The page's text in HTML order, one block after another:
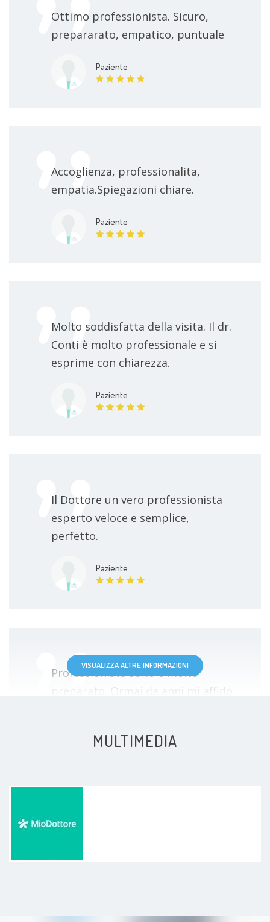
Ottimo professionista. Sicuro,
prepararato, empatico, puntuale
Paziente
Accoglienza, professionalita,
empatia.Spiegazioni chiare.
Paziente
Molto soddisfatta della visita. Il dr.
Conti è molto professionale e si
esprime con chiarezza.
Paziente
Il Dottore un vero professionista
esperto veloce e semplice,
perfetto.
Paziente
Professionista serio e molto
preparato. Ormai da anni mi affido
punti di vista.
VISUALIZZA ALTRE INFORMAZIONI
MULTIMEDIA